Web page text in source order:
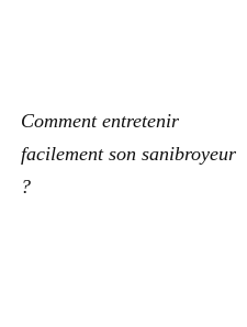
Comment entretenir
facilement son sanibroyeur
?